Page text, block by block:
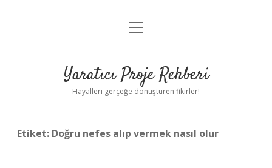
Anasayfa
Yasal Uyarı
menüyü
Yaratıcı Proje Rehberi
Hayalleri gerçeğe dönüştüren fikirler!
Etiket: Doğru nefes alıp vermek nasıl olur